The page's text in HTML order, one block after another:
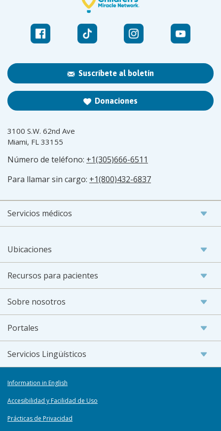
Suscríbete al boletín
Donaciones
3100 S.W. 62nd Ave
Miami, FL 33155
Número de teléfono: +1(305)666-6511
Para llamar sin cargo: +1(800)432-6837
Servicios médicos
Ubicaciones
Recursos para pacientes
Sobre nosotros
Portales
Servicios Lingüísticos
Information in English
Accesibilidad y Facilidad de Uso
Prácticas de Privacidad